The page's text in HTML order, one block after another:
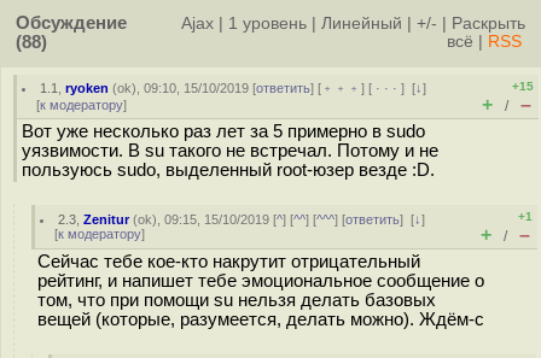
Обсуждение
(88)
Ajax 1 уровень Линейный +/-
Раскрыть
всё
RSS
1.1 ,ryoken (ok), 09:10, 15/10/2019 [ответить] [ ﹢﹢﹢] [ · · ·][↓]
[к модератору]
+15
+ / –
Вот уже несколько раз лет за 5 примерно в sudo
уязвимости. В su такого не встречал. Потому и не
пользуюсь sudo, выделенный root-юзер везде :D.
2.3 ,Zenitur(ok), 09:15, 15/10/2019 [^] [^^] [^^^] [ответить][↓]
[к модератору]
+1
+ / –
Сейчас тебе кое-кто накрутит отрицательный
рейтинг, и напишет тебе эмоциональное сообщение о
том, что при помощи su нельзя делать базовых
вещей (которые, разумеется, делать можно). Ждём-с